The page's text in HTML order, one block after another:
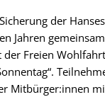
der
Jahren
der Freien
Mitbürger:innen